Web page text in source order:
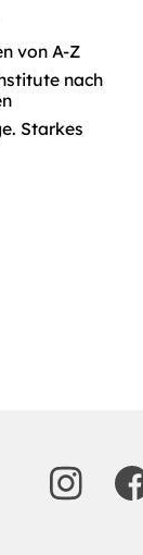
von A-Z
nach
Starkes